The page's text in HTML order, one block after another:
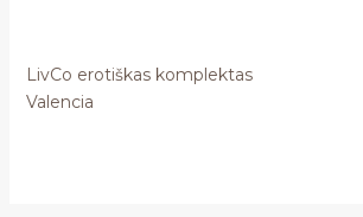
LivCo erotiškas komplektas
Valencia